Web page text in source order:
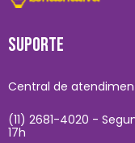
SUPORTE
Central de
(11) 2681-4020 -
17h